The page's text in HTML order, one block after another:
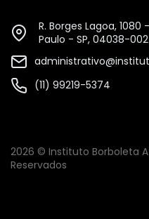
R. Borges Lagoa,
Paulo - SP, 04038-002
(11) 99219-5374
2026 © Instituto Borboleta
Reservados